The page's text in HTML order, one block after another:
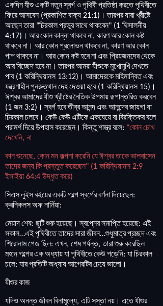
একদিনযীশুএকটিনতুনস্বর্গও পৃথিবীপ্রতিষ্ঠাকরতেপৃথিবীতে
ফিরেআসবেন(প্রকাশিতবাক্য 21:1) । তারপরযারাখ্রীষ্টে
আছেনতারা "চিরকালপ্রভুরসাথেথাকবেন" (1 থিসালনীয়
4:17) । আরকোনকান্নাথাকবেনা, কারণআরকোনকষ্ট
থাকবেনা । আরকোনপ্রলোভনথাকবেনা, কারণআরকোন
পাপথাকবেনা । আরকোনকষ্টহবেনাএবংপ্রিয়জনদেরথেকে
আরবিচ্ছেদহবেনা । তারপরআমরাযীশুকেমুখোমুখিদেখতে
পাব(1 করিন্থিয়ানস13:12) । আমাদেরকেমহিমান্বিতএবং
যন্ত্রণাহীনপুনরুত্থানদেহদেওয়াহবে(1 করিন্থিয়ানস15) ।
ঈশ্বরআমাদেরযীশুখ্রীষ্টেরনৈতিকউপমায়রূপান্তরিতকরবেন
(1 জন3:2) । স্বর্গহবেতীব্রআনন্দএবংআনন্দেরজায়গাযা
চিরকালচলবে। কেউকেউএটিকেএকঘেয়েবাবিরক্তিকরবলে
পরামর্শদিয়েউপহাসকরেছেন। কিন্তুশাস্ত্রবলে: "কোনচোখ
দেখেনি, না
কানশুনেছে, কোনমনকল্পনাকরেনিযেঈশ্বরতাকেভালবাসেন
তাদেরজন্যকিপ্রস্তুতকরেছেন" (1 করিন্থিয়ানস 2:9
ইসাইয়া 64:4 উদ্ধৃতকরে)
সিএসলুইসবইয়েরএকটিগল্পেস্বর্গেরবর্ণনাদিয়েছেন:
ক্রনিকলসঅফনার্নিয়া:
মেয়াদশেষ: ছুটিশুরুহয়েছে। স্বপ্নেরসমাপ্তিহয়েছে: এই
সকাল…এইপৃথিবীতেতাদেরসারাজীবন…শুধুমাত্রপ্রচ্ছদএবং
শিরোনামপেজছিল: এখন, শেষপর্যন্ত,তারাশুরুকরেছিল
মহানগল্পেরএকঅধ্যায়যাপৃথিবীতেকেউপড়েনি: যাচিরকাল
চলে: যারপ্রতিটিঅধ্যায়আগেরটিরচেয়েভালো ।
যীশুরকাজ
যদিও অনন্তজীবনবিনামূল্যে, এটিসস্তানয় । এতেযীশুর